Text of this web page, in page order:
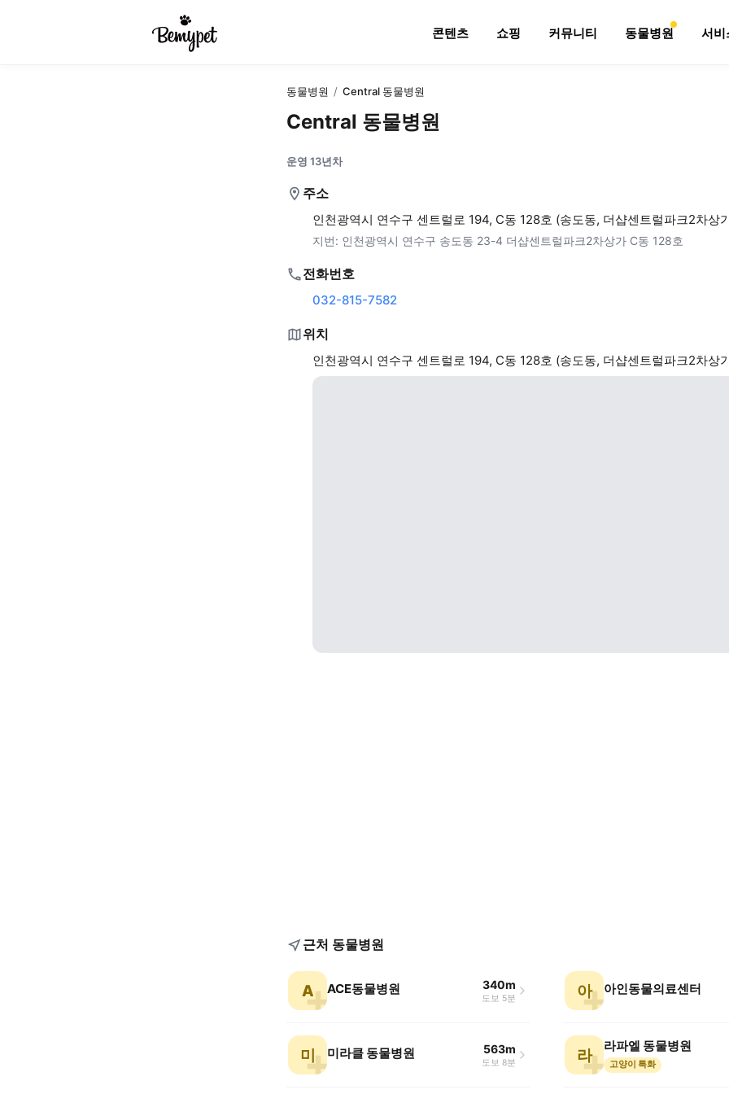
콘텐츠 쇼핑 커뮤니티 동물병원 서비
동물병원 / Central 동물병원
Central 동물병원
운영 13년차
주소
인천광역시 연수구 센트럴로 194, C동 128호 (송도동, 더샵센트럴파크2차상
지번: 인천광역시 연수구 송도동 23-4 더샵센트럴파크2차상가 C동 128호
전화번호
032-815-7582
위치
인천광역시 연수구 센트럴로 194, C동 128호 (송도동, 더샵센트럴파크2차상
근처 동물병원
A ACE동물병원 340m
도보 5분 아 아인동물의료센터
미 미라클 동물병원 563m
도보 8분 라
라파엘 동물병원
고양이 특화